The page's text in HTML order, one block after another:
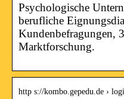
Psychologische
berufliche
Kundenbefragungen,
Marktforschung.
http s://kombo.gepedu.de ›